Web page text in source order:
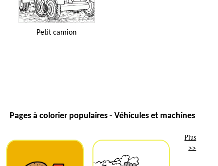
Petit camion
Pages à colorier populaires - Véhicules et machines
Plus
>>